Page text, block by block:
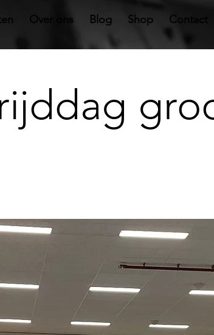
Over ons Blog Shop Contact